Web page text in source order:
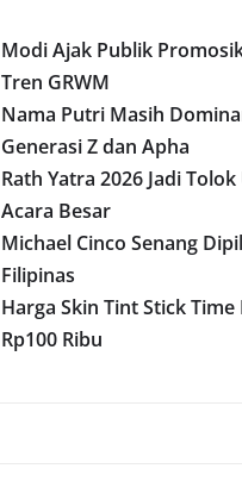
Modi Ajak Publik
Tren GRWM
Nama Putri Masih
Generasi Z dan Apha
Rath Yatra 2026 Jadi
Acara Besar
Michael Cinco Senang
Filipinas
Harga Skin Tint Stick
Rp100 Ribu